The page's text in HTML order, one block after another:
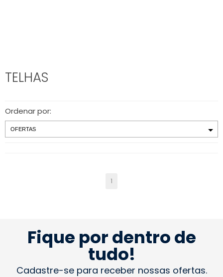
TELHAS
Ordenar por:
1
Fique por dentro de
tudo!
Cadastre-se para receber nossas ofertas.